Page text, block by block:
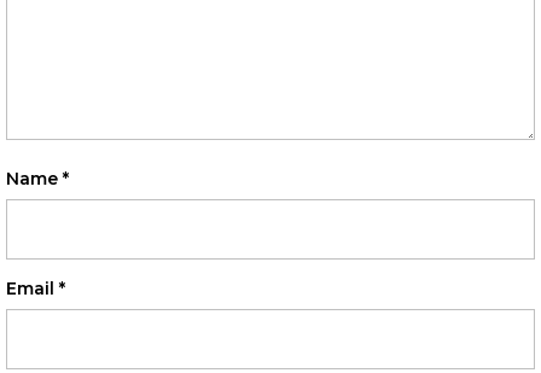
Name *
Email *